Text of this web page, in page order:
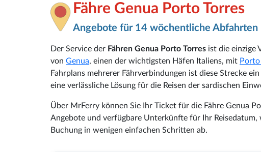
Fähre Genua Porto Torres
Angebote für 14 wöchentliche Abfahrten
Der Service der Fähren Genua Porto Torres ist die einzige
von Genua, einen der wichtigsten Häfen Italiens, mit
Fahrplans mehrerer Fährverbindungen ist diese Strecke
eine verlässliche Lösung für die Reisen der sardischen
Über MrFerry können Sie Ihr Ticket für die Fähre Genua
Angebote und verfügbare Unterkünfte für Ihr Reisedatum,
Buchung in wenigen einfachen Schritten ab.